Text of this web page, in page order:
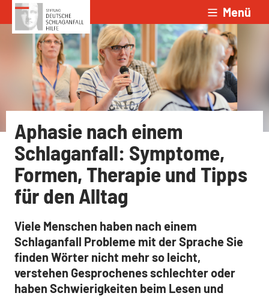
Zum Inhalt springen Menü
Aphasie nach einem
Schlaganfall: Symptome,
Formen, Therapie und Tipps
für den Alltag
Viele Menschen haben nach einem
Schlaganfall Probleme mit der SpracheSie
finden Wörter nicht mehr so leicht,
verstehen Gesprochenes schlechter oder
haben Schwierigkeiten beim Lesen und